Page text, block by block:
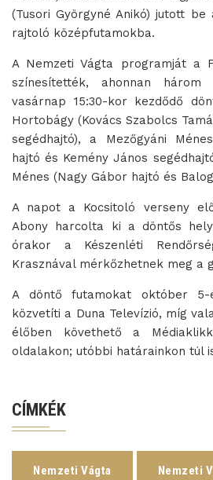
(Tusori Györgyné Anikó) jutott
rajtoló középfutamokba.
A Nemzeti Vágta programját a
színesítették, ahonnan
vasárnap 15:30-kor kezdődő
Hortobágy (Kovács Szabolcs
segédhajtó), a Mezőgyáni
hajtó és Kemény János
Ménes (Nagy Gábor hajtó és
A napot a Kocsitoló verseny
Abony harcolta ki a döntős
órakor a Készenléti
Krasznával mérkőzhetnek meg a
A döntő futamokat október
közvetíti a Duna Televízió, míg
élőben követhető a
oldalakon; utóbbi határainkon túl
CÍMKÉK
Nemzeti Vágta Nemzeti